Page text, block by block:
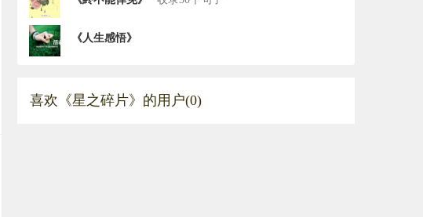
《人生感悟》
喜欢《星之碎片》的用户(0)